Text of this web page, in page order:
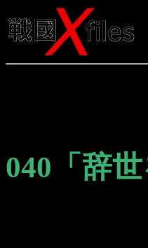
040「辞